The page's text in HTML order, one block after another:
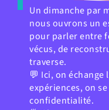
Un dimanche par
nous ouvrons un
pour parler entre
vécus, de
traverse.
💬 Ici, on
expériences, on
confidentialité.